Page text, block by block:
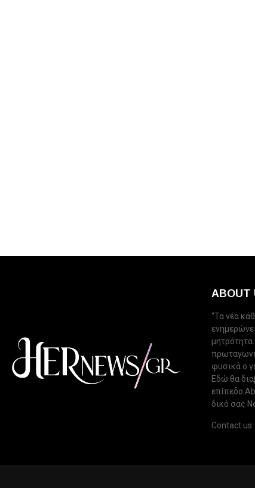
ABOUT
“Τα νέα
φυσικά ο
Εδώ θα
δικό σας
Contact us: